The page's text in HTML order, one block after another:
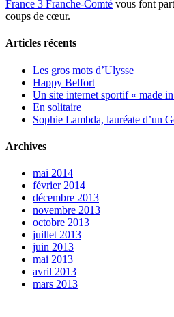
France 3 Franche-Comté vous font
coups de cœur.
Articles récents
Les gros mots d’Ulysse
Happy Belfort
Un site internet sportif « made
En solitaire
Sophie Lambda, lauréate d’un
Archives
mai 2014
février 2014
décembre 2013
novembre 2013
octobre 2013
juillet 2013
juin 2013
mai 2013
avril 2013
mars 2013